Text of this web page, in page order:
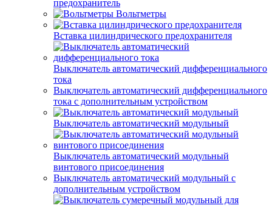
предохранитель
Вольтметры
Вставка цилиндрического предохранителя
Выключатель автоматический дифференциального
тока
Выключатель автоматический дифференциального
тока с дополнительным устройством
Выключатель автоматический модульный
Выключатель автоматический модульный
винтового присоединения
Выключатель автоматический модульный с
дополнительным устройством